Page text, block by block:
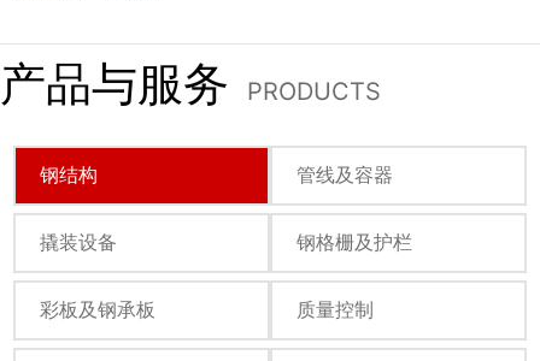
产品与服务 PRODUCTS
钢结构 管线及容器
撬装设备 钢格栅及护栏
彩板及钢承板 质量控制